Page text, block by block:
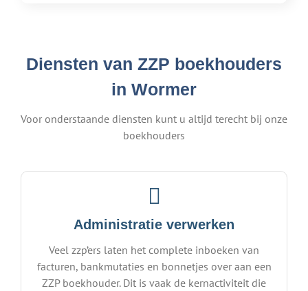
Diensten van ZZP boekhouders
in Wormer
Voor onderstaande diensten kunt u altijd terecht bij onze
boekhouders
Administratie verwerken
Veel zzp’ers laten het complete inboeken van
facturen, bankmutaties en bonnetjes over aan een
ZZP boekhouder. Dit is vaak de kernactiviteit die